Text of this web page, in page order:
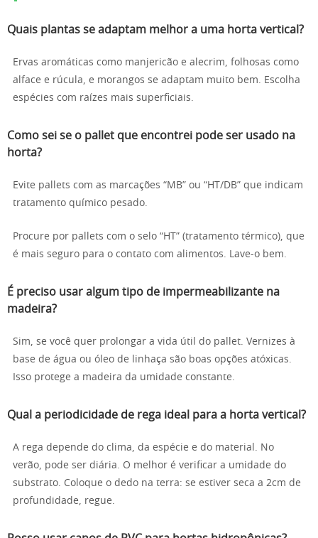
Quais plantas se adaptam melhor a uma horta vertical?
Ervas aromáticas como manjericão e alecrim, folhosas como
alface e rúcula, e morangos se adaptam muito bem. Escolha
espécies com raízes mais superficiais.
Como sei se o pallet que encontrei pode ser usado na
horta?
Evite pallets com as marcações “MB” ou “HT/DB” que indicam
tratamento químico pesado.
Procure por pallets com o selo “HT” (tratamento térmico), que
é mais seguro para o contato com alimentos. Lave-o bem.
É preciso usar algum tipo de impermeabilizante na
madeira?
Sim, se você quer prolongar a vida útil do pallet. Vernizes à
base de água ou óleo de linhaça são boas opções atóxicas.
Isso protege a madeira da umidade constante.
Qual a periodicidade de rega ideal para a horta vertical?
A rega depende do clima, da espécie e do material. No
verão, pode ser diária. O melhor é verificar a umidade do
substrato. Coloque o dedo na terra: se estiver seca a 2cm de
profundidade, regue.